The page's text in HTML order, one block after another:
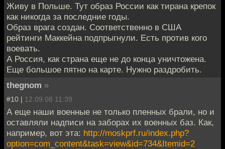
Живу в Польше. Тут образ России как тирана крепок
как никогда за последние годы.
Образ врага создан. Соответственно в США
рейтинги Маккейна подпрыгнули. Есть против кого
воевать.
А Россия, как страна еще не до конца уничтожена.
Еще большое пятно на карте. Нужно раздробить.
thegnom »
#10 | 12.09.08 11:39
А еще наши военные не только пленных брали, но и
оставляли надписи на заборах их военных баз. Как,
например, вот эта: http://moskprf.ru/index.php?
option=com_content&task=view&id=734&Itemid=2